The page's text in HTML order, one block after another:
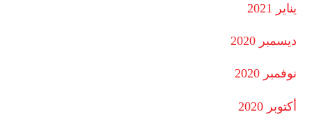
يناير 2021
ديسمبر 2020
نوفمبر 2020
أكتوبر 2020